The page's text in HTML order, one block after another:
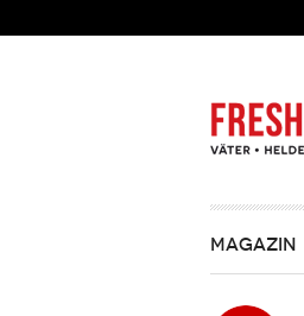
MAGAZIN